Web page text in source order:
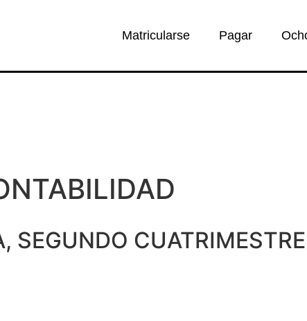
Matricularse Pagar
, SEGUNDO CUATRIMESTRE